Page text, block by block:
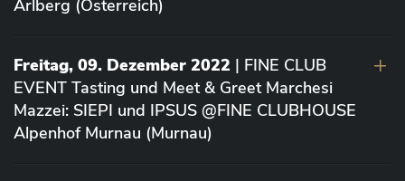
Arlberg (Österreich)
Freitag, 09. Dezember 2022 | FINE CLUB
EVENT Tasting und Meet & Greet Marchesi
Mazzei: SIEPI und IPSUS @FINE CLUBHOUSE
Alpenhof Murnau (Murnau)